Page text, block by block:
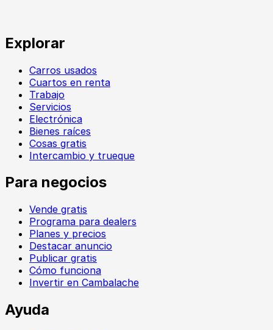
Explorar
Carros usados
Cuartos en renta
Trabajo
Servicios
Electrónica
Bienes raíces
Cosas gratis
Intercambio y trueque
Para negocios
Vende gratis
Programa para dealers
Planes y precios
Destacar anuncio
Publicar gratis
Cómo funciona
Invertir en Cambalache
Ayuda